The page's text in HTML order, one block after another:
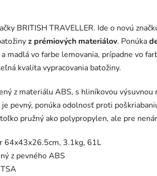
BRITISH TRAVELLER. Ide o novú
z prémiových materiálov. Ponúka
madlá vo farbe lemovania, prípadne vo
kvalita vypracovania batožiny.
z materiálu ABS, s hliníkovou
pevný, ponúka odolnosť proti
pružný ako polypropylen, ale pre
64x43x26.5cm, 3.1kg, 61L
z pevného ABS